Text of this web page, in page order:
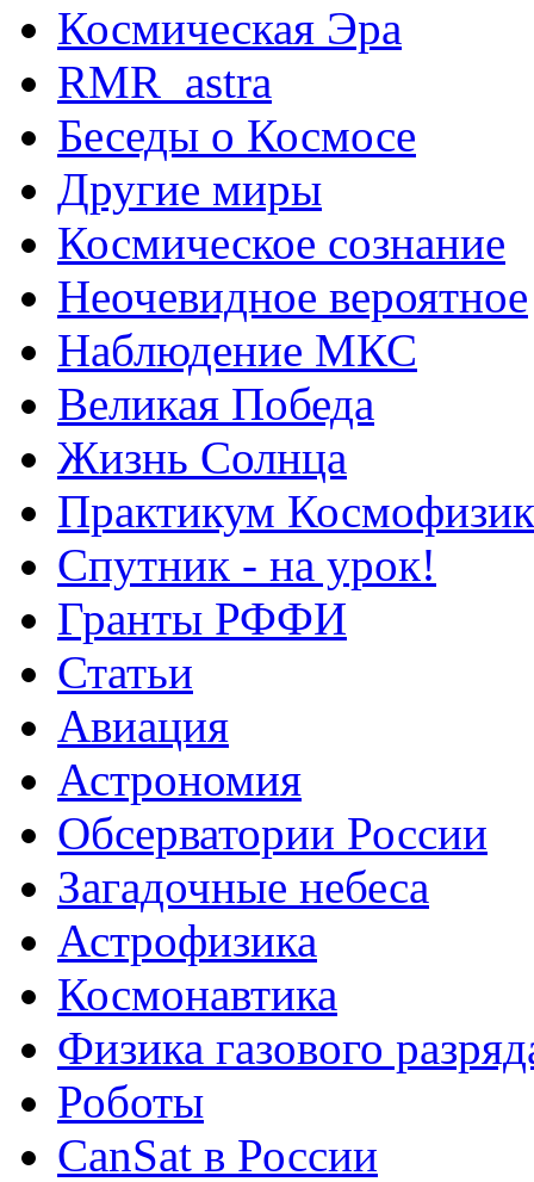
Космическая Эра
RMR_astra
Беседы о Космосе
Другие миры
Космическое сознание
Неочевидное вероятное
Наблюдение МКС
Великая Победа
Жизнь Солнца
Практикум
Спутник - на урок!
Гранты РФФИ
Статьи
Авиация
Астрономия
Обсерватории России
Загадочные небеса
Астрофизика
Космонавтика
Физика газового
Роботы
CanSat в России